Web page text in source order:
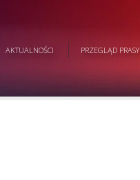
AKTUALNOŚCI PRZEGLĄD PRASY